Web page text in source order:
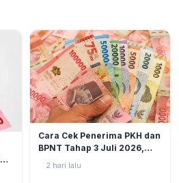
Cara Cek Penerima PKH dan
BPNT Tahap 3 Juli 2026,
Bansos Sudah Mulai Cair!
2 hari lalu